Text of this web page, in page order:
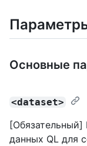
Основные
<dataset>
[Обязательный]
данных QL для